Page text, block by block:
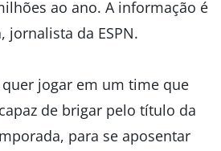
ao ano. A informação é
jornalista da ESPN.
jogar em um time que
de brigar pelo título da
para se aposentar